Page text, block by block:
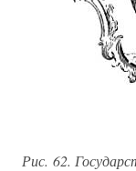
Рис. 62.